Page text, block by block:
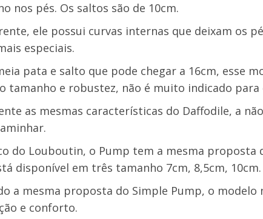
nos pés. Os saltos são de 10cm.
ele possui curvas internas que deixam os
especiais.
pata e salto que pode chegar a 16cm, esse
tamanho e robustez, não é muito indicado para
as mesmas características do Daffodile, a
do Louboutin, o Pump tem a mesma proposta
disponível em três tamanho 7cm, 8,5cm, 10cm.
a mesma proposta do Simple Pump, o
e conforto.